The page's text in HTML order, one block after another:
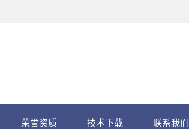
荣誉资质 技术下载 联系我们